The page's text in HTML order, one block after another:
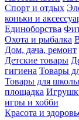
Спорт и отдых
коньки и
Единоборства
Охота и рыбалка
Дом, дача, ремонт
Детские товары
гигиена Товары
Товары для школы
площадка
игры и хобби
Красота и